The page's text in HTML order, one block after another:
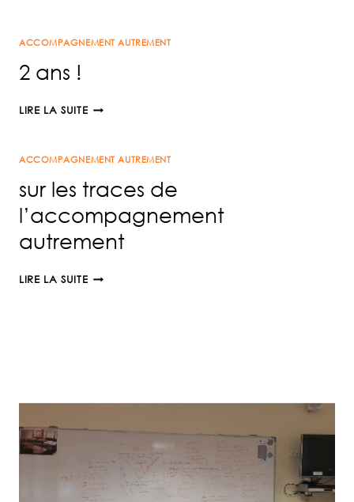
ACCOMPAGNEMENT AUTREMENT
2 ans !
LIRE LA SUITE2
ACCOMPAGNEMENT AUTREMENT
sur les traces de
l’accompagnement
autrement
LIRE LA SUITESUR